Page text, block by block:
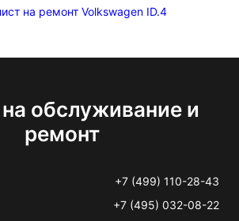
на ремонт Volkswagen ID.4
обслуживание и
ремонт
+7 (499) 110-28-43
+7 (495) 032-08-22